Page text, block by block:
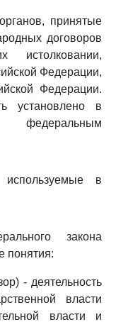
принятые
договоров
Федерации,
Федерации.
установлено в
в
закона
понятия:
- деятельность
власти
власти и